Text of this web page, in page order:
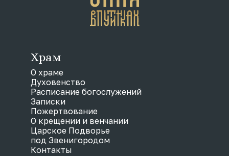
Храм
О храме
Духовенство
Расписание богослужений
Записки
Пожертвование
О крещении и венчании
Царское Подворье
под Звенигородом
Контакты